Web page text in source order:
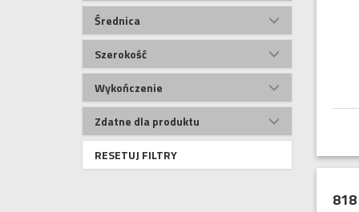
WPUSZCZANE
AKCESORIA SALVADITA
Średnica
Szerokość
Wykończenie
Zdatne dla produktu
RESETUJ FILTRY